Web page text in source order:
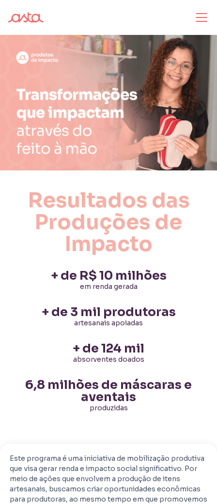
Resultados das
Produções de
Impacto
+ de R$ 10 milhões
em renda gerada
+ de 3 mil produtoras
artesanais apoiadas
+ de 124 mil
absorventes doados
6,8 milhões de máscaras e
aventais
produzidas
Este programa é uma iniciativa de mobilização produtiva
que visa gerar renda e impacto social significativo. Por
meio de ações que envolvem a produção de itens
artesanais, buscamos criar oportunidades econômicas
para produtoras, ao mesmo tempo em que promovemos